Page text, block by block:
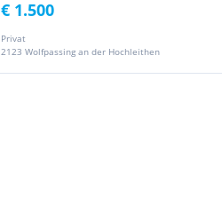
Privat
2123 Wolfpassing an der Hochleithen
€ 1.500